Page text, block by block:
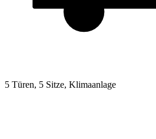
5 Türen, 5 Sitze, Klimaanlage